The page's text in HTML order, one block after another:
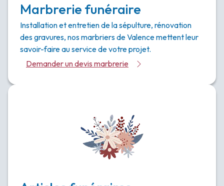
Marbrerie funéraire
Installation et entretien de la sépulture, rénovation
des gravures, nos marbriers de Valence mettent leur
savoir-faire au service de votre projet.
Demander un devis marbrerie